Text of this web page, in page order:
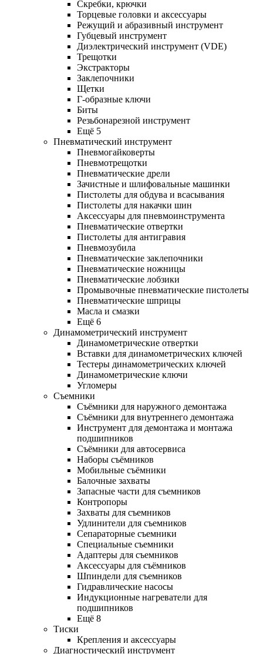
Скребки, крючки
Торцевые головки и аксессуары
Режущий и абразивный инструмент
Губцевый инструмент
Диэлектрический инструмент (VDE)
Трещотки
Экстракторы
Заклепочники
Щетки
Г-образные ключи
Биты
Резьбонарезной инструмент
Ещё 5
Пневматический инструмент
Пневмогайковерты
Пневмотрещотки
Пневматические дрели
Зачистные и шлифовальные машинки
Пистолеты для обдува и всасывания
Пистолеты для накачки шин
Аксессуары для пневмоинструмента
Пневматические отвертки
Пистолеты для антигравия
Пневмозубила
Пневматические заклепочники
Пневматические ножницы
Пневматические лобзики
Промывочные пневматические пистолеты
Пневматические шприцы
Масла и смазки
Ещё 6
Динамометрический инструмент
Динамометрические отвертки
Вставки для динамометрических ключей
Тестеры динамометрических ключей
Динамометрические ключи
Угломеры
Съемники
Съёмники для наружного демонтажа
Съёмники для внутреннего демонтажа
Инструмент для демонтажа и монтажа
подшипников
Съёмники для автосервиса
Наборы съёмников
Мобильные съёмники
Балочные захваты
Запасные части для съемников
Контропоры
Захваты для съемников
Удлинители для съемников
Сепараторные съемники
Специальные съемники
Адаптеры для съемников
Аксессуары для съёмников
Шпиндели для съемников
Гидравлические насосы
Индукционные нагреватели для
подшипников
Ещё 8
Тиски
Крепления и аксессуары
Диагностический инструмент